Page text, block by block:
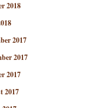
2018
2017
2017
2017
2017